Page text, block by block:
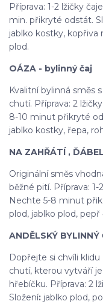
Příprava: 1-2 lžičky
min. přikryté odstát.
jablko kostky, kopřiva
plod.
OÁZA - bylinný čaj
Kvalitní bylinná směs
chutí. Příprava: 2
8-10 minut přikryté
jablko kostky, řepa,
NA ZAHŘÁTÍ ,
Originální směs
běžné pití. Příprava:
Nechte 5-8 minut
plod, jablko plod,
ANDĚLSKÝ BYLINNÝ
Dopřejte si chvíli
chutí, kterou vytváří
hřebíčku. Příprava: 2
Složení: jablko plod,